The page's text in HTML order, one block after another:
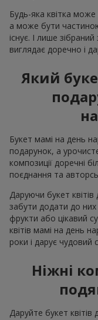
Будь-яка квітка
а може бути
існує. І лише
виглядає доречно і
Який
Букет мамі на день
подарунок, а
композиції доречні
поєднання та
Даруючи букет
забути додати до них
фрукти або цікавий
квітів мамі на день
роки і дарує чудовий
Ніжні
Даруйте букет